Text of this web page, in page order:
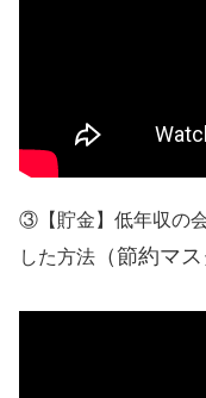
③【貯金】低年収の
した方法 （節約マス